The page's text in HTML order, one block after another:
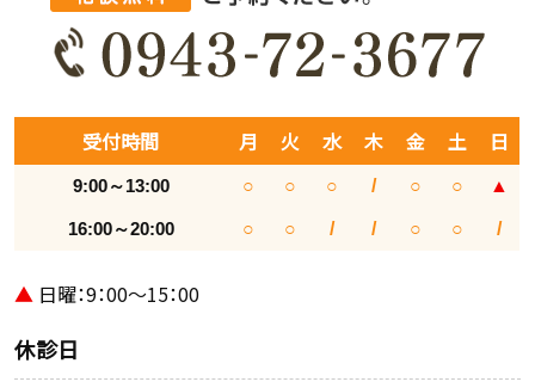
受付時間 月 火 水 木 金 土 日
9:00～13:00 ○ ○ ○ / ○ ○ ▲
16:00～20:00 ○ ○ / / ○ ○ /
▲ 日曜：9：00～15：00
休診日